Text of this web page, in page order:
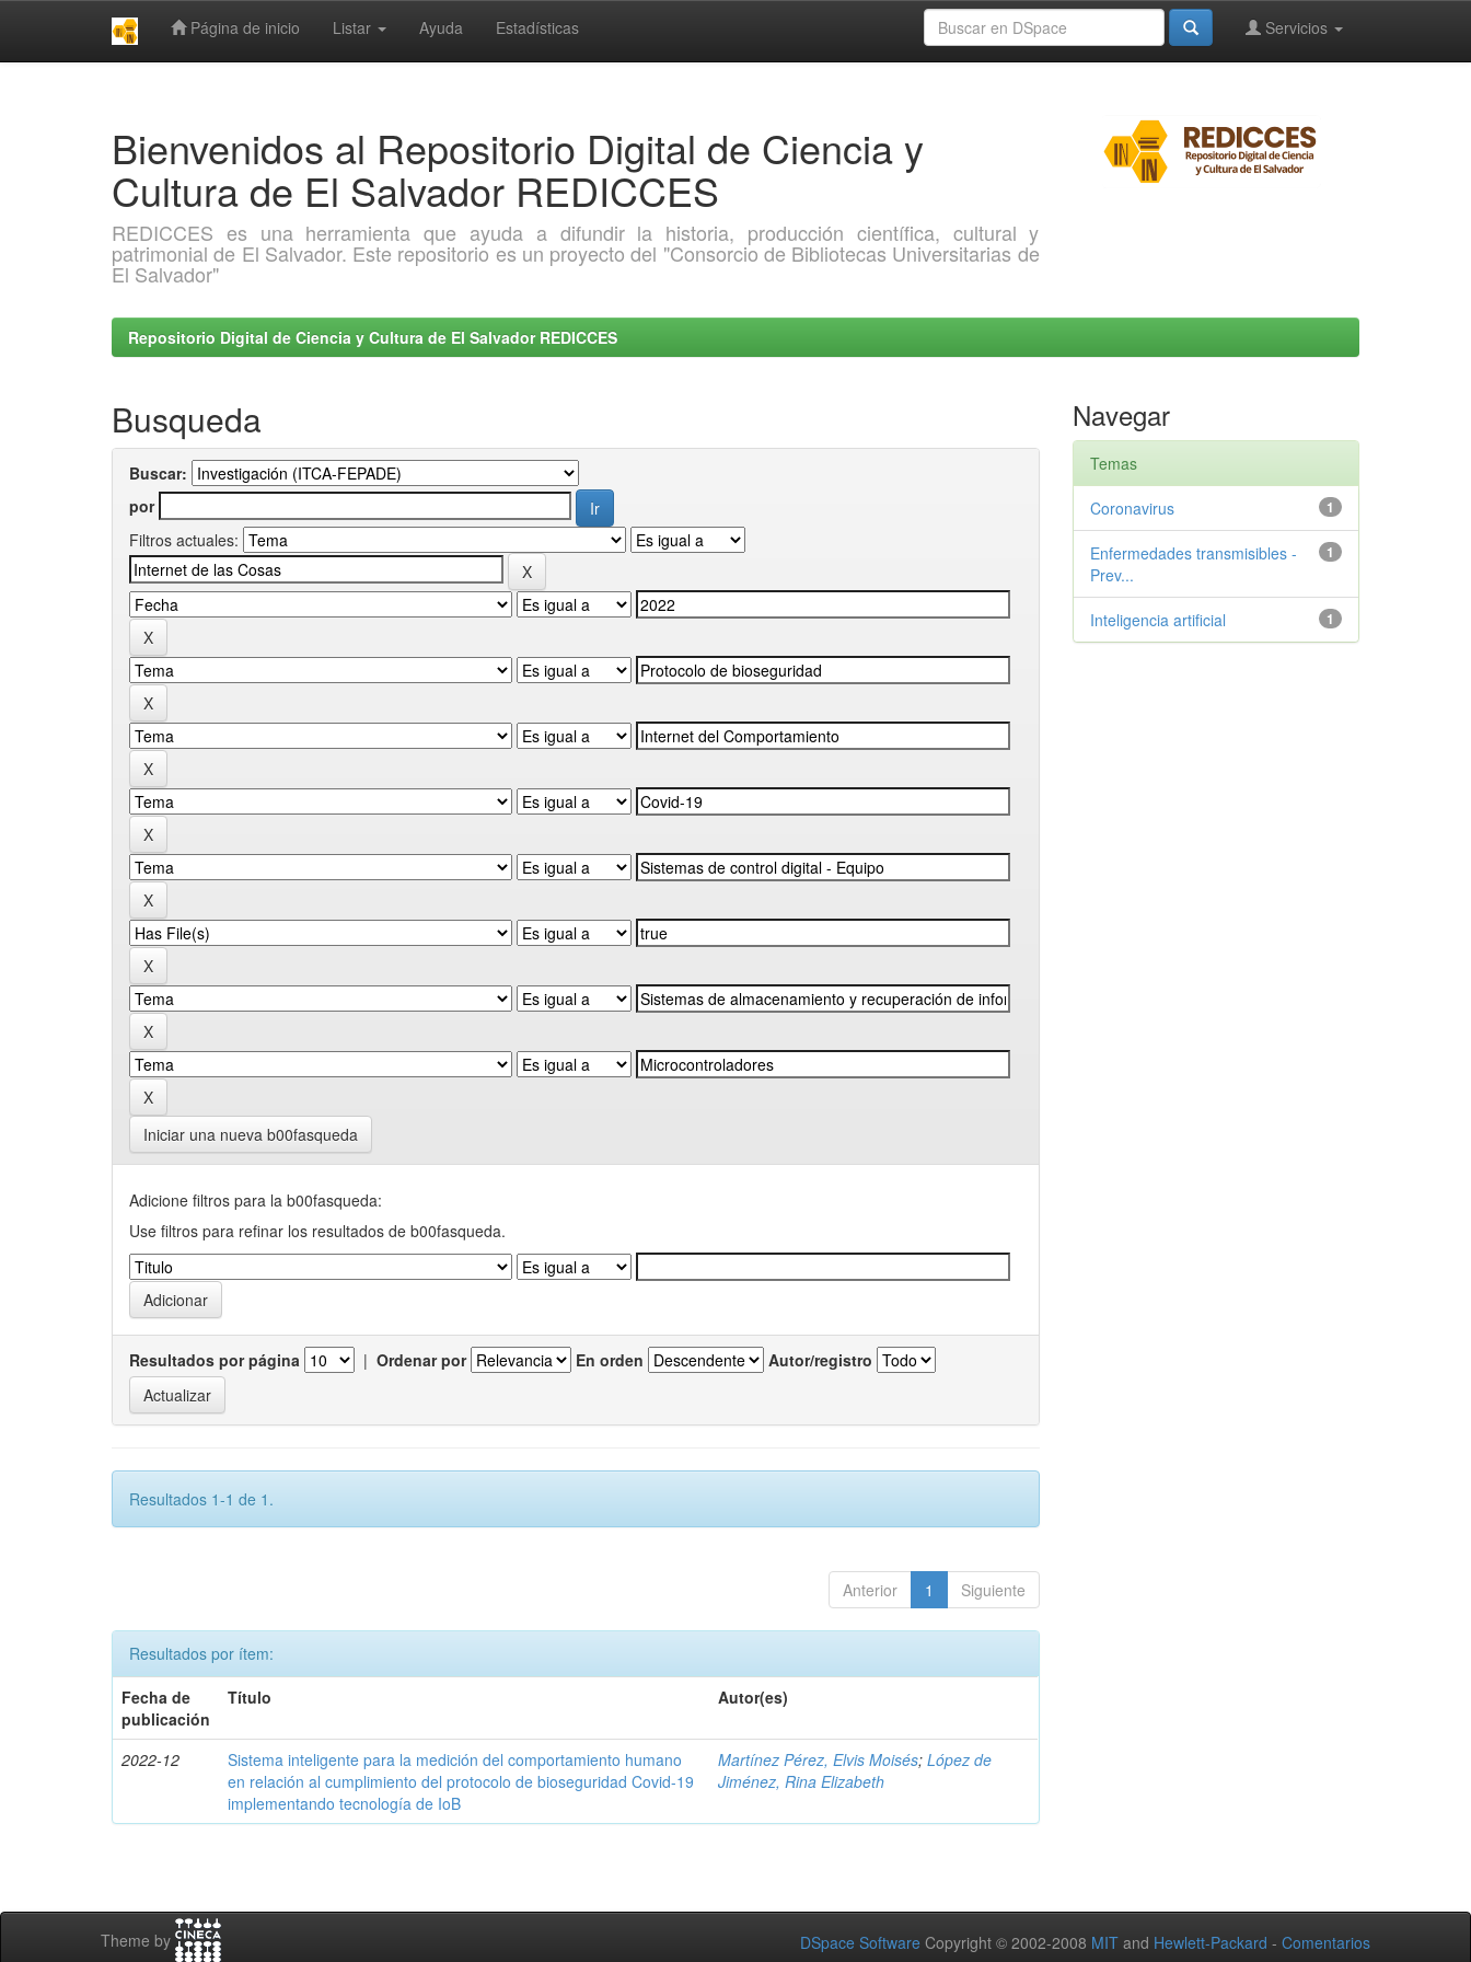
Página de inicio Listar Ayuda Estadísticas Servicios
Bienvenidos al Repositorio Digital de Ciencia y
Cultura de El Salvador REDICCES
REDICCES es una herramienta que ayuda a difundir la historia, producción científica, cultural y
patrimonial de El Salvador. Este repositorio es un proyecto del "Consorcio de Bibliotecas Universitarias de
El Salvador"
Repositorio Digital de Ciencia y Cultura de El Salvador REDICCES
Busqueda
Buscar:
por
Filtros actuales:
Iniciar una nueva b00fasqueda
Adicione filtros para la b00fasqueda:
Use filtros para refinar los resultados de b00fasqueda.
Resultados por página | Ordenar por En orden Autor/registro
Resultados 1-1 de 1.
Anterior 1 Siguiente
Resultados por ítem:
Fecha de
publicación
Título Autor(es)
2022-12
Sistema inteligente para la medición del comportamiento humano
en relación al cumplimiento del protocolo de bioseguridad Covid-19
implementando tecnología de IoB
Martínez Pérez, Elvis Moisés;López de
Jiménez, Rina Elizabeth
Navegar
Temas
1
Coronavirus
1
Enfermedades transmisibles -
Prev...
1
Inteligencia artificial
Theme by DSpace Software Copyright © 2002-2008 MIT and Hewlett-Packard - Comentarios